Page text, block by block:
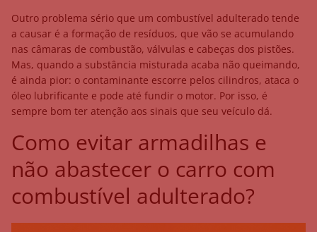
Outro problema sério que um combustível adulterado tende
a causar é a formação de resíduos, que vão se acumulando
nas câmaras de combustão, válvulas e cabeças dos pistões.
Mas, quando a substância misturada acaba não queimando,
é ainda pior: o contaminante escorre pelos cilindros, ataca o
óleo lubrificante e pode até fundir o motor. Por isso, é
sempre bom ter atenção aos sinais que seu veículo dá.
Como evitar armadilhas e
não abastecer o carro com
combustível adulterado?